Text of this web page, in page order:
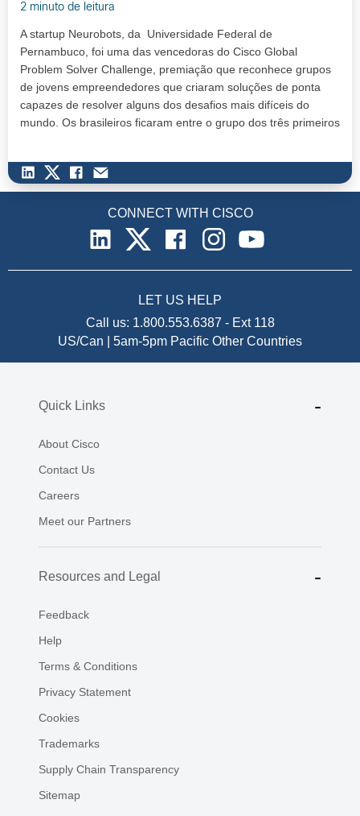
2 minuto de leitura
A startup Neurobots, da Universidade Federal de
Pernambuco, foi uma das vencedoras do Cisco Global
Problem Solver Challenge, premiação que reconhece grupos
de jovens empreendedores que criaram soluções de ponta
capazes de resolver alguns dos desafios mais difíceis do
mundo. Os brasileiros ficaram entre o grupo dos três primeiros
CONNECT WITH CISCO
LET US HELP
Call us: 1.800.553.6387 - Ext 118
US/Can | 5am-5pm Pacific Other Countries